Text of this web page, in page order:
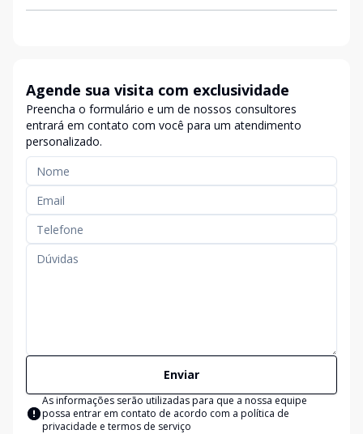
Agende sua visita com exclusividade
Preencha o formulário e um de nossos consultores
entrará em contato com você para um atendimento
personalizado.
Enviar
As informações serão utilizadas para que a nossa equipe
possa entrar em contato de acordo com a política de
privacidade e termos de serviço